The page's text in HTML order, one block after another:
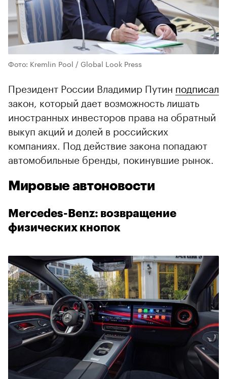
Фото: Kremlin Pool / Global Look Press
Президент России Владимир Путин подписал
закон, который дает возможность лишать
иностранных инвесторов права на обратный
выкуп акций и долей в российских
компаниях. Под действие закона попадают
автомобильные бренды, покинувшие рынок.
Мировые автоновости
Mercedes-Benz: возвращение
физических кнопок